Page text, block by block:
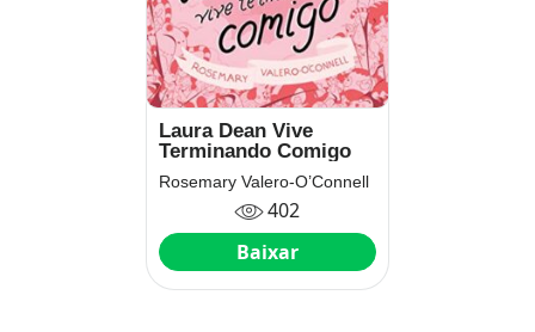
Laura Dean Vive
Terminando Comigo
Rosemary Valero-O’Connell
402
Baixar